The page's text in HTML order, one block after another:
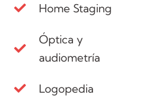
Home Staging
Óptica y
audiometría
Logopedia